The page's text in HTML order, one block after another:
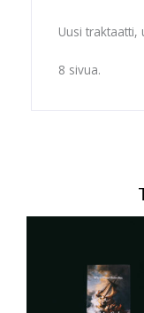
määrä
Uusi traktaatti,
8 sivua.